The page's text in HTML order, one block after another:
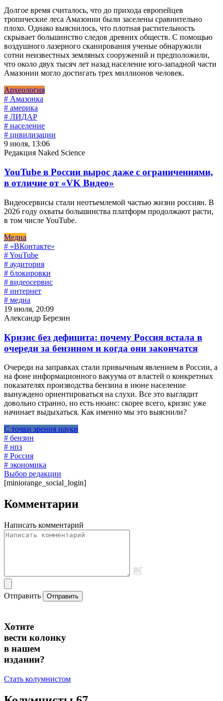
Долгое время считалось, что до прихода европейцев
тропические леса Амазонии были заселены сравнительно
плохо. Однако выяснилось, что плотная растительность
скрывает большинство следов древних обществ. С помощью
воздушного лазерного сканирования ученые обнаружили
сотни неизвестных земляных сооружений и предположили,
что около двух тысяч лет назад население юго-западной части
Амазонии могло достигать трех миллионов человек.
Археология
# Амазонка
# америка
# ЛИДАР
# население
# цивилизации
9 июля, 13:06
Редакция Naked Science
YouTube в России вырос даже с ограничениями,
в отличие от «VK Видео»
Видеосервисы стали неотъемлемой частью жизни россиян. В
2026 году охваты большинства платформ продолжают расти,
в том числе YouTube.
Медиа
# «ВКонтакте»
# YouTube
# аудитория
# блокировки
# видеосервис
# интернет
# медиа
19 июля, 20:09
Александр Березин
Кризис без дефицита: почему Россия встала в
очереди за бензином и когда они закончатся
Очереди на заправках стали привычным явлением в России, а
на фоне информационного вакуума от властей о конкретных
показателях производства бензина в июне население
вынуждено ориентироваться на слухи. Все это выглядит
довольно странно, но есть нюанс: скорее всего, кризис уже
начинает выдыхаться. Как именно мы это выяснили?
С точки зрения науки
# бензин
# нпз
# Россия
# экономика
Выбор редакции
[miniorange_social_login]
Комментарии
Написать комментарий
Отправить Отправить
Хотите
вести колонку
в нашем
издании?
Стать колумнистом